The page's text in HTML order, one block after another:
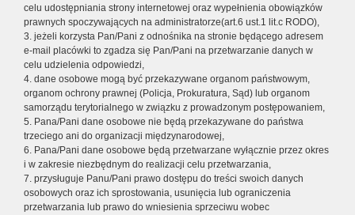
celu udostępniania strony internetowej oraz wypełnienia obowiązków
prawnych spoczywających na administratorze(art.6 ust.1 lit.c RODO),
3. jeżeli korzysta Pan/Pani z odnośnika na stronie będącego adresem
e-mail placówki to zgadza się Pan/Pani na przetwarzanie danych w
celu udzielenia odpowiedzi,
4. dane osobowe mogą być przekazywane organom państwowym,
organom ochrony prawnej (Policja, Prokuratura, Sąd) lub organom
samorządu terytorialnego w związku z prowadzonym postępowaniem,
5. Pana/Pani dane osobowe nie będą przekazywane do państwa
trzeciego ani do organizacji międzynarodowej,
6. Pana/Pani dane osobowe będą przetwarzane wyłącznie przez okres
i w zakresie niezbędnym do realizacji celu przetwarzania,
7. przysługuje Panu/Pani prawo dostępu do treści swoich danych
osobowych oraz ich sprostowania, usunięcia lub ograniczenia
przetwarzania lub prawo do wniesienia sprzeciwu wobec